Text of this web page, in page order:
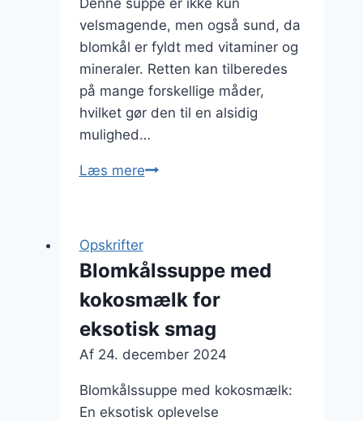
Denne suppe er ikke kun
velsmagende, men også sund, da
blomkål er fyldt med vitaminer og
mineraler. Retten kan tilberedes
på mange forskellige måder,
hvilket gør den til en alsidig
mulighed…
Læs mereBlomkålssuppe
bacon
Opskrifter
Blomkålssuppe med
kokosmælk for
eksotisk smag
Af 24. december 2024
Blomkålssuppe med kokosmælk:
En eksotisk oplevelse